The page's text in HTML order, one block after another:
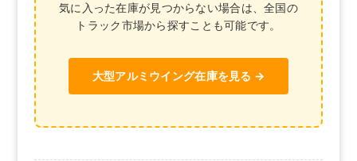
気に入った在庫が見つからない場合は、全国の
トラック市場から探すことも可能です。
大型アルミウイング在庫を見る →